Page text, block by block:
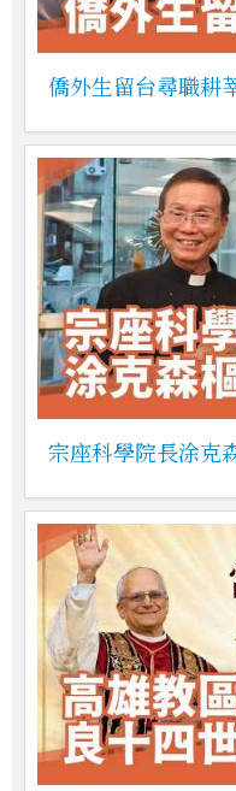
僑外生留台尋職耕
宗座科學院長涂克